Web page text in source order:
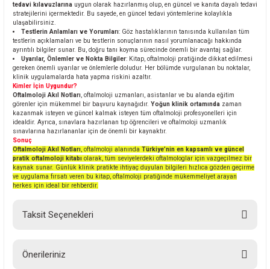
tedavi kılavuzlarına uygun olarak hazırlanmış olup, en güncel ve kanıta dayalı tedavi
stratejilerini içermektedir. Bu sayede, en güncel tedavi yöntemlerine kolaylıkla
ulaşabilirsiniz.
Testlerin Anlamları ve Yorumları: Göz hastalıklarının tanısında kullanılan tüm
testlerin açıklamaları ve bu testlerin sonuçlarının nasıl yorumlanacağı hakkında
ayrıntılı bilgiler sunar. Bu, doğru tanı koyma sürecinde önemli bir avantaj sağlar.
Uyarılar, Önlemler ve Nokta Bilgiler: Kitap, oftalmoloji pratiğinde dikkat edilmesi
gereken önemli uyarılar ve önlemlerle doludur. Her bölümde vurgulanan bu noktalar,
klinik uygulamalarda hata yapma riskini azaltır.
Kimler İçin Uygundur?
Oftalmoloji Akıl Notları, oftalmoloji uzmanları, asistanlar ve bu alanda eğitim
görenler için mükemmel bir başvuru kaynağıdır. Yoğun klinik ortamında zaman
kazanmak isteyen ve güncel kalmak isteyen tüm oftalmoloji profesyonelleri için
idealdir. Ayrıca, sınavlara hazırlanan tıp öğrencileri ve oftalmoloji uzmanlık
sınavlarına hazırlananlar için de önemli bir kaynaktır.
Sonuç
Oftalmoloji Akıl Notları, oftalmoloji alanında Türkiye’nin en kapsamlı ve güncel
pratik oftalmoloji kitabı olarak, tüm seviyelerdeki oftalmologlar için vazgeçilmez bir
kaynak sunar. Günlük klinik pratikte ihtiyaç duyulan bilgileri hızlıca gözden geçirme
ve uygulama fırsatı veren bu kitap, oftalmoloji pratiğinde mükemmeliyet arayan
herkes için ideal bir rehberdir.
Taksit Seçenekleri
Önerileriniz